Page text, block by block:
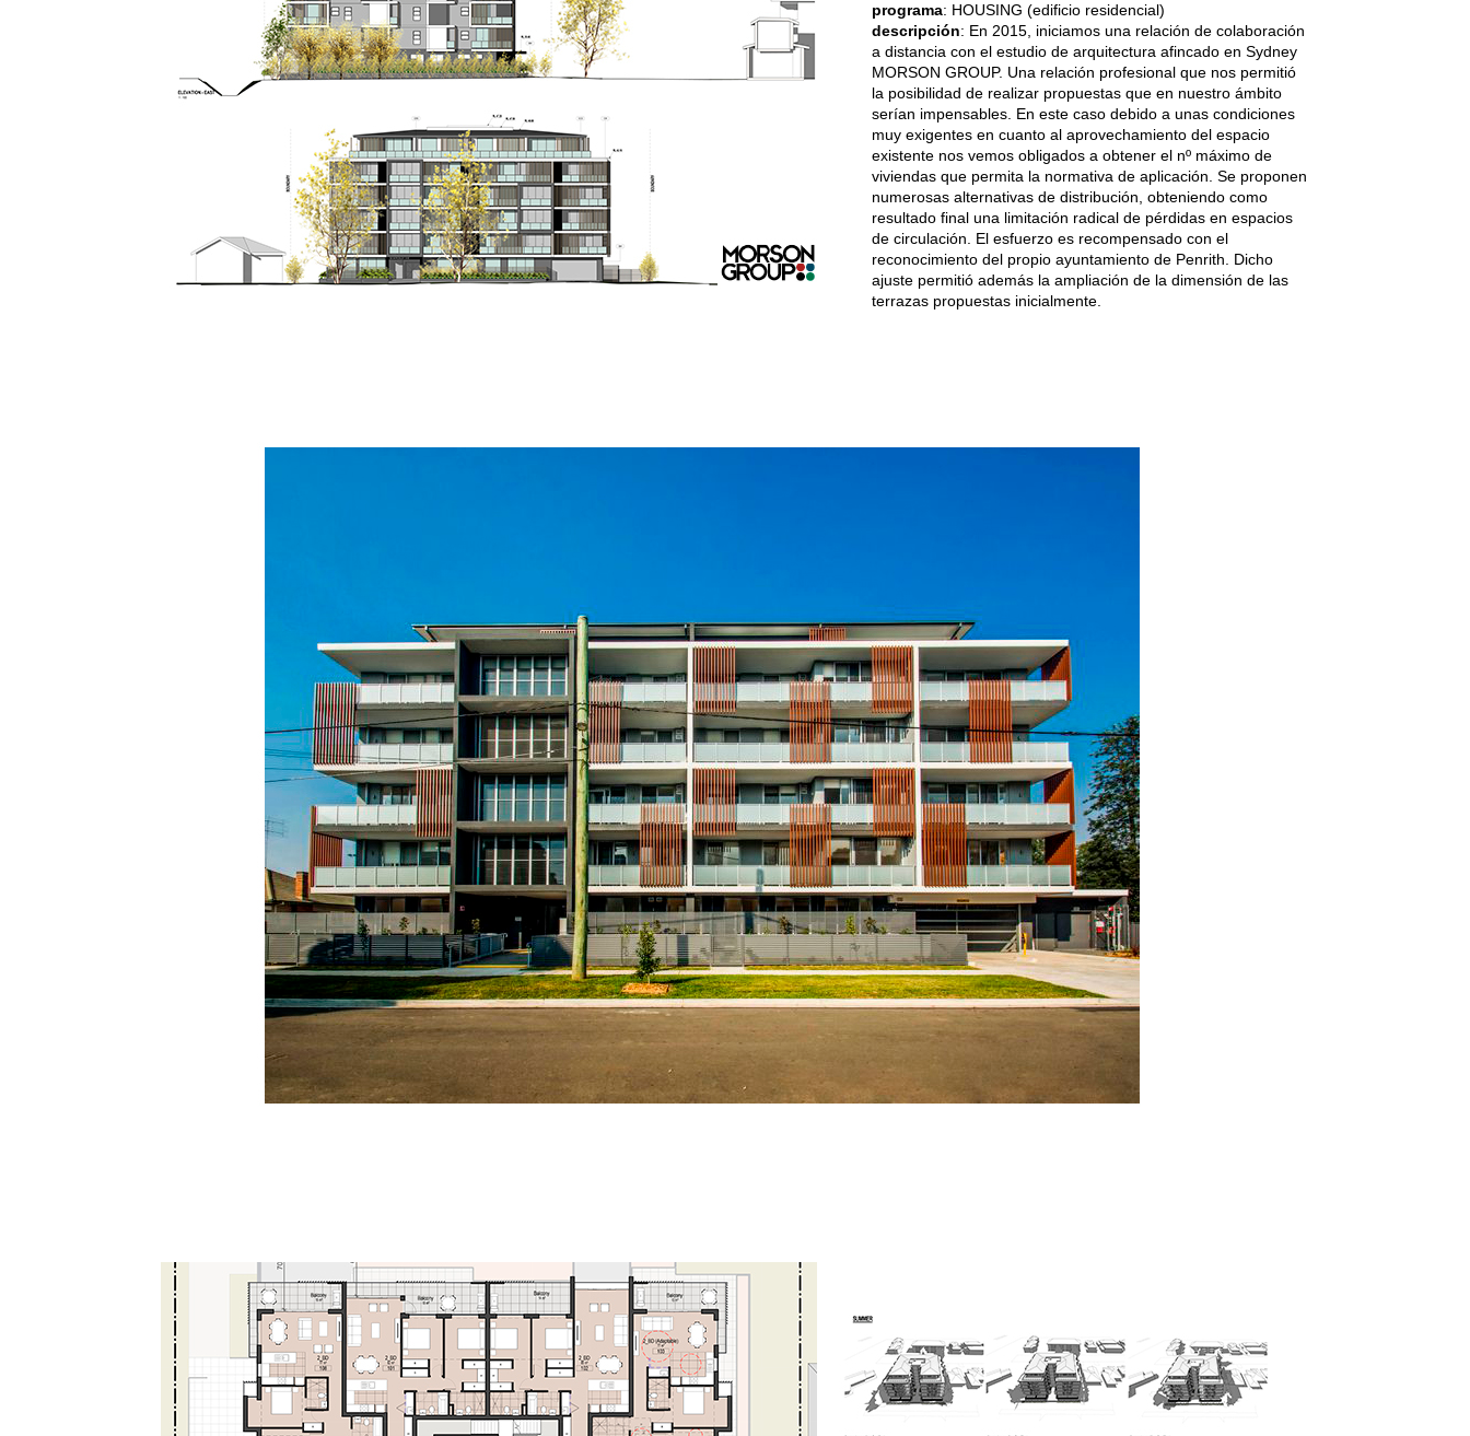
programa: HOUSING (edificio residencial)
descripción: En 2015, iniciamos una relación de colaboración
a distancia con el estudio de arquitectura afincado en Sydney
MORSON GROUP. Una relación profesional que nos permitió
la posibilidad de realizar propuestas que en nuestro ámbito
serían impensables. En este caso debido a unas condiciones
muy exigentes en cuanto al aprovechamiento del espacio
existente nos vemos obligados a obtener el nº máximo de
viviendas que permita la normativa de aplicación. Se proponen
numerosas alternativas de distribución, obteniendo como
resultado final una limitación radical de pérdidas en espacios
de circulación. El esfuerzo es recompensado con el
reconocimiento del propio ayuntamiento de Penrith. Dicho
ajuste permitió además la ampliación de la dimensión de las
terrazas propuestas inicialmente.